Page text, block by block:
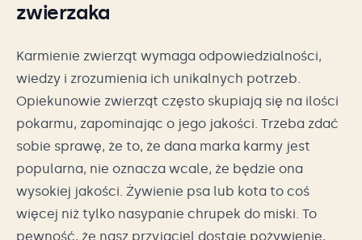
zwierzaka
Karmienie zwierząt wymaga odpowiedzialności,
wiedzy i zrozumienia ich unikalnych potrzeb.
Opiekunowie zwierząt często skupiają się na ilości
pokarmu, zapominając o jego jakości. Trzeba zdać
sobie sprawę, że to, że dana marka karmy jest
popularna, nie oznacza wcale, że będzie ona
wysokiej jakości. Żywienie psa lub kota to coś
więcej niż tylko nasypanie chrupek do miski. To
pewność, że nasz przyjaciel dostaje pożywienie,